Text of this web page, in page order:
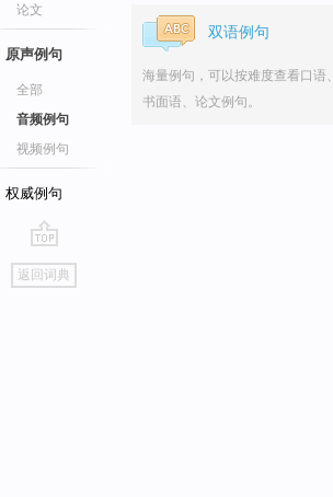
论文
原声例句
全部
音频例句
视频例句
权威例句
go
top
返回词典
双语例句
海量例句，可以按难度查看口语、
书面语、论文例句。